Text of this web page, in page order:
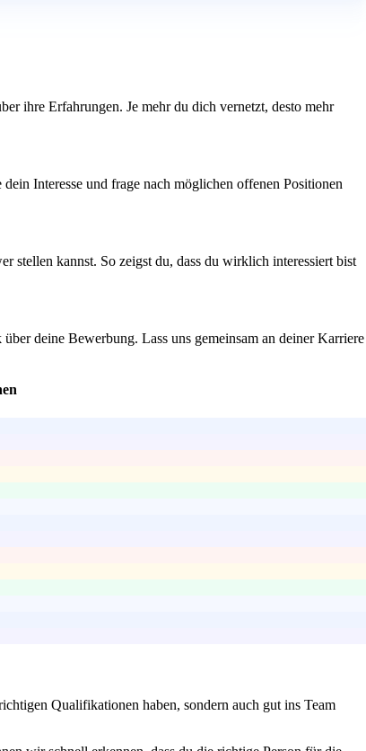
ihre Erfahrungen. Je mehr du dich vernetzt, desto mehr
Interesse und frage nach möglichen offenen Positionen
stellen kannst. So zeigst du, dass du wirklich interessiert bist
deine Bewerbung. Lass uns gemeinsam an deiner Karriere
Qualifikationen haben, sondern auch gut ins Team